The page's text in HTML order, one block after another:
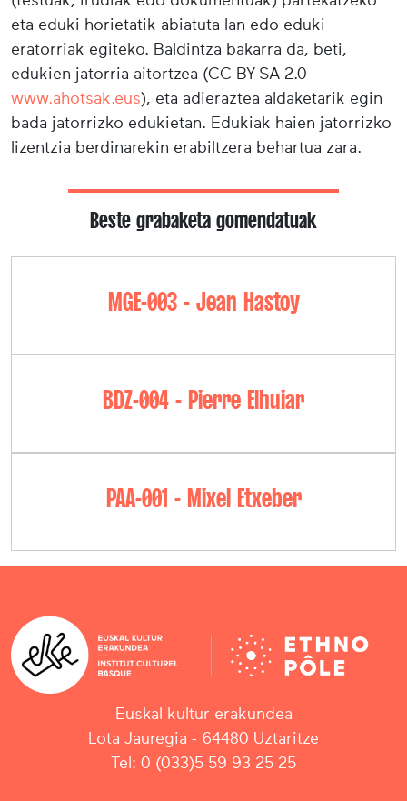
eta eduki horietatik abiatuta lan edo eduki
eratorriak egiteko. Baldintza bakarra da, beti,
edukien jatorria aitortzea (CC BY-SA 2.0 -
www.ahotsak.eus), eta adieraztea aldaketarik egin
bada jatorrizko edukietan. Edukiak haien jatorrizko
lizentzia berdinarekin erabiltzera behartua zara.
Beste grabaketa gomendatuak
MGE-003 - Jean Hastoy
BDZ-004 - Pierre Elhuiar
PAA-001 - Mixel Etxeber
Euskal kultur erakundea
Lota Jauregia - 64480 Uztaritze
Tel: 0 (033)5 59 93 25 25